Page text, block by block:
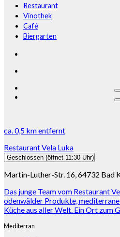
Restaurant
Vinothek
Café
Biergarten
ca. 0,5 kmentfernt
Restaurant Vela Luka
Geschlossen (öffnet 11:30 Uhr)
Martin-Luther-Str. 16, 64732 Bad
Das junge Team vom Restaurant
odenwälder Produkte,
Küche aus aller Welt. Ein Ort zum
Mediterran